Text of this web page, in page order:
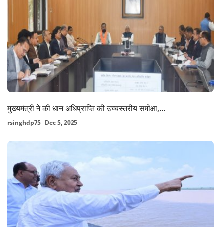
मुख्यमंत्री ने की धान अधिप्राप्ति की उच्चस्तरीय समीक्षा,...
rsinghdp75 Dec 5, 2025